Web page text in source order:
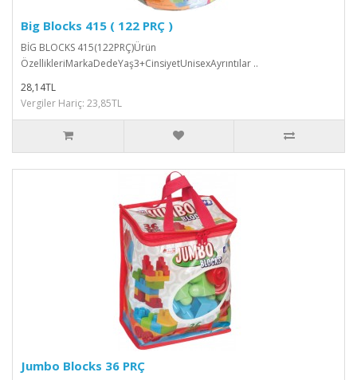
Big Blocks 415 ( 122 PRÇ )
BİG BLOCKS 415(122PRÇ)Ürün
ÖzellikleriMarkaDedeYaş3+CinsiyetUnisexAyrıntılar ..
28,14TL
Vergiler Hariç: 23,85TL
Jumbo Blocks 36 PRÇ